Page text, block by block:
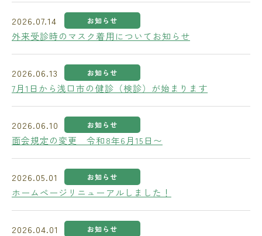
2026.07.14 お知らせ
外来受診時のマスク着用についてお知らせ
2026.06.13 お知らせ
7月1日から浅口市の健診（検診）が始まります
2026.06.10 お知らせ
面会規定の変更 令和8年6月15日〜
2026.05.01 お知らせ
ホームページリニューアルしました！
2026.04.01 お知らせ